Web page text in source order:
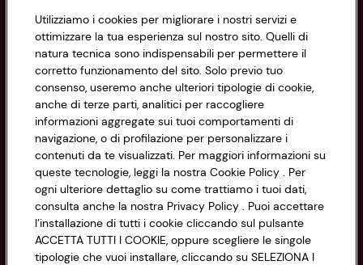
Informazioni
Privacy Policy
Cookie Policy
Impostazioni Cookie
Accessibilità
CONAD SOCIETÀ COOPERATIVA
Via Michelino, 59 | 40127 BOLOGNA
Codice Fiscale e Registro Imprese
di Bologna 00865960157
PARTITA IVA 03320960374
Servizio clienti
Utilizziamo i cookies per migliorare i nostri servizi e
ottimizzare la tua esperienza sul nostro sito. Quelli di
natura tecnica sono indispensabili per permettere il
corretto funzionamento del sito. Solo previo tuo
consenso, useremo anche ulteriori tipologie di cookie,
anche di terze parti, analitici per raccogliere
informazioni aggregate sui tuoi comportamenti di
navigazione, o di profilazione per personalizzare i
contenuti da te visualizzati. Per maggiori informazioni su
queste tecnologie, leggi la nostra Cookie Policy . Per
ogni ulteriore dettaglio su come trattiamo i tuoi dati,
consulta anche la nostra Privacy Policy . Puoi accettare
l’installazione di tutti i cookie cliccando sul pulsante
ACCETTA TUTTI I COOKIE, oppure scegliere le singole
tipologie che vuoi installare, cliccando su SELEZIONA I